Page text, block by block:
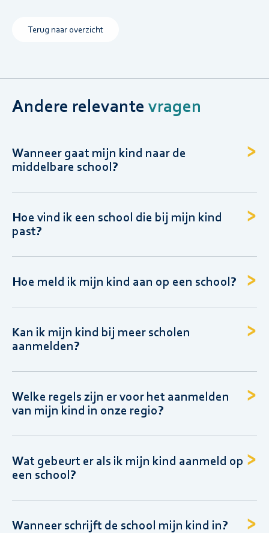
Terug naar overzicht
Andere relevante vragen
Wanneer gaat mijn kind naar de
middelbare school?
Hoe vind ik een school die bij mijn kind
past?
Hoe meld ik mijn kind aan op een school?
Kan ik mijn kind bij meer scholen
aanmelden?
Welke regels zijn er voor het aanmelden
van mijn kind in onze regio?
Wat gebeurt er als ik mijn kind aanmeld op
een school?
Wanneer schrijft de school mijn kind in?